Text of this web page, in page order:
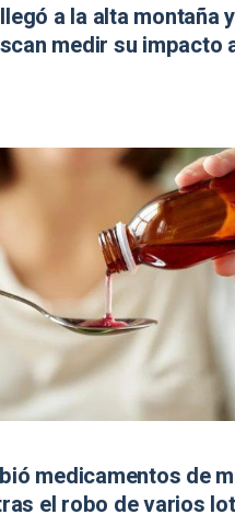
a la alta montaña y
medir su impacto
medicamentos de
el robo de varios